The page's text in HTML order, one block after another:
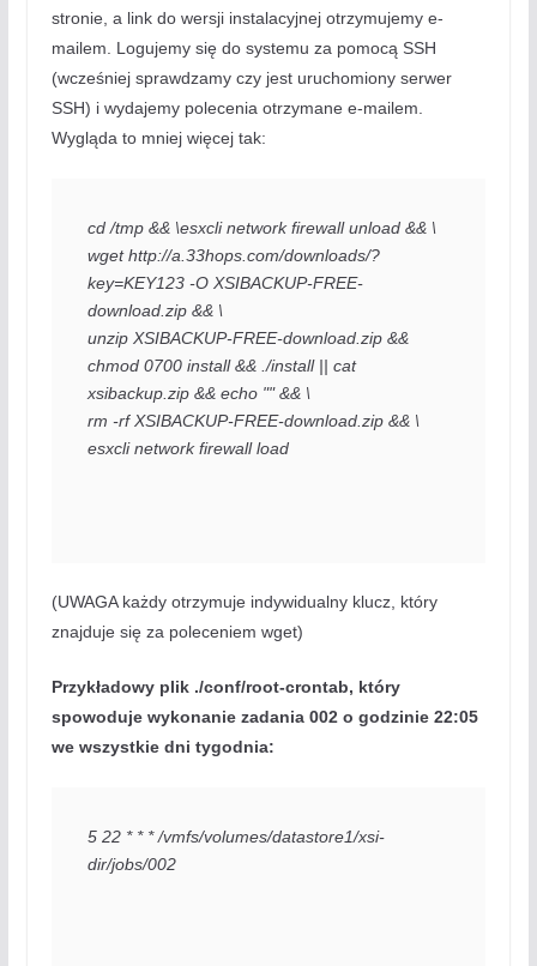
stronie, a link do wersji instalacyjnej otrzymujemy e-
mailem. Logujemy się do systemu za pomocą SSH
(wcześniej sprawdzamy czy jest uruchomiony serwer
SSH) i wydajemy polecenia otrzymane e-mailem.
Wygląda to mniej więcej tak:
cd /tmp && \esxcli network firewall unload && \
wget http://a.33hops.com/downloads/?
key=KEY123 -O XSIBACKUP-FREE-
download.zip && \
unzip XSIBACKUP-FREE-download.zip &&
chmod 0700 install && ./install || cat
xsibackup.zip && echo "" && \
rm -rf XSIBACKUP-FREE-download.zip && \
esxcli network firewall load
(UWAGA każdy otrzymuje indywidualny klucz, który
znajduje się za poleceniem wget)
Przykładowy plik ./conf/root-crontab, który
spowoduje wykonanie zadania 002 o godzinie 22:05
we wszystkie dni tygodnia:
5 22 * * * /vmfs/volumes/datastore1/xsi-
dir/jobs/002